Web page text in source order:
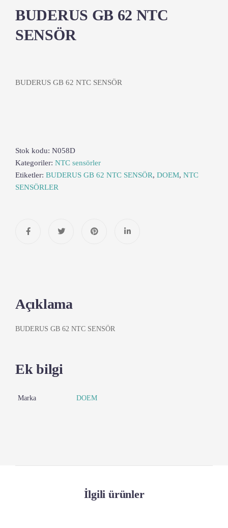
BUDERUS GB 62 NTC
SENSÖR
BUDERUS GB 62 NTC SENSÖR
Stok kodu: N058D
Kategoriler: NTC sensörler
Etiketler: BUDERUS GB 62 NTC SENSÖR, DOEM, NTC
SENSÖRLER
Açıklama
BUDERUS GB 62 NTC SENSÖR
Ek bilgi
Marka DOEM
İlgili ürünler